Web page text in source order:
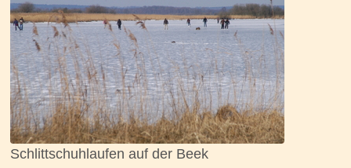
Schlittschuhlaufen auf der Beek